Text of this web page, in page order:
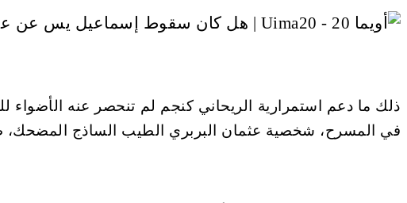
ذلك ما دعم استمرارية الريحاني كنجم لم تنحصر عنه الأضواء
في المسرح، شخصية عثمان البربري الطيب الساذج المضحك،